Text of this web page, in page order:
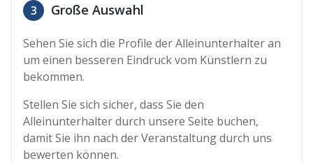
3 Große Auswahl
Sehen Sie sich die Profile der Alleinunterhalter an
um einen besseren Eindruck vom Künstlern zu
bekommen.
Stellen Sie sich sicher, dass Sie den
Alleinunterhalter durch unsere Seite buchen,
damit Sie ihn nach der Veranstaltung durch uns
bewerten können.